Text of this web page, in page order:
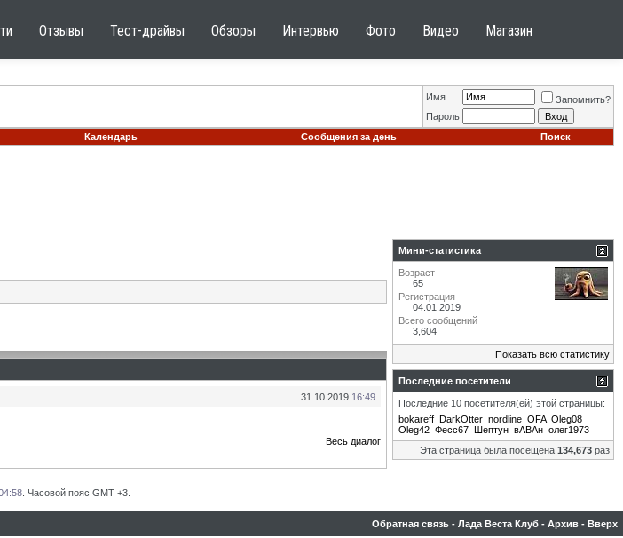
Отзывы Тест-драйвы Обзоры Интервью Фото Видео Магазин
Имя
Запомнить?
Пароль
Календарь Сообщения за день Поиск
31.10.2019 16:49
Весь диалог
Мини-статистика
Возраст
65
Регистрация
04.01.2019
Всего сообщений
3,604
Показать всю статистику
Последние посетители
Последние 10 посетителя(ей) этой страницы:
bokareff DarkOtter nordline OFA Oleg08
Oleg42 Фесс67 Шептун вАВАн олег1973
Эта страница была посещена 134,673 раз
. Часовой пояс GMT +3.
Обратная связь - Лада Веста Клуб - Архив - Вверх